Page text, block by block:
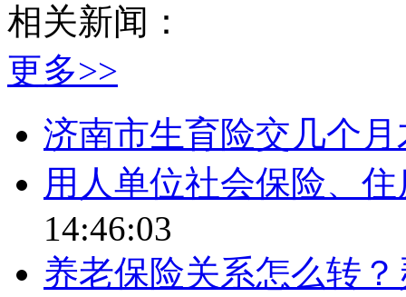
相关新闻：
更多>>
济南市生育险交几个
用人单位社会保险、
14:46:03
养老保险关系怎么转